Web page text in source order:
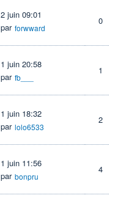
2 juin 09:01
par forwward
0
1 juin 20:58
par fb___
1
1 juin 18:32
par lolo6533
2
1 juin 11:56
par bonpru
4